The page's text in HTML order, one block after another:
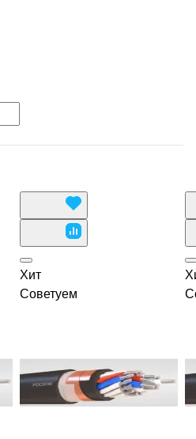
Хит
Советуем